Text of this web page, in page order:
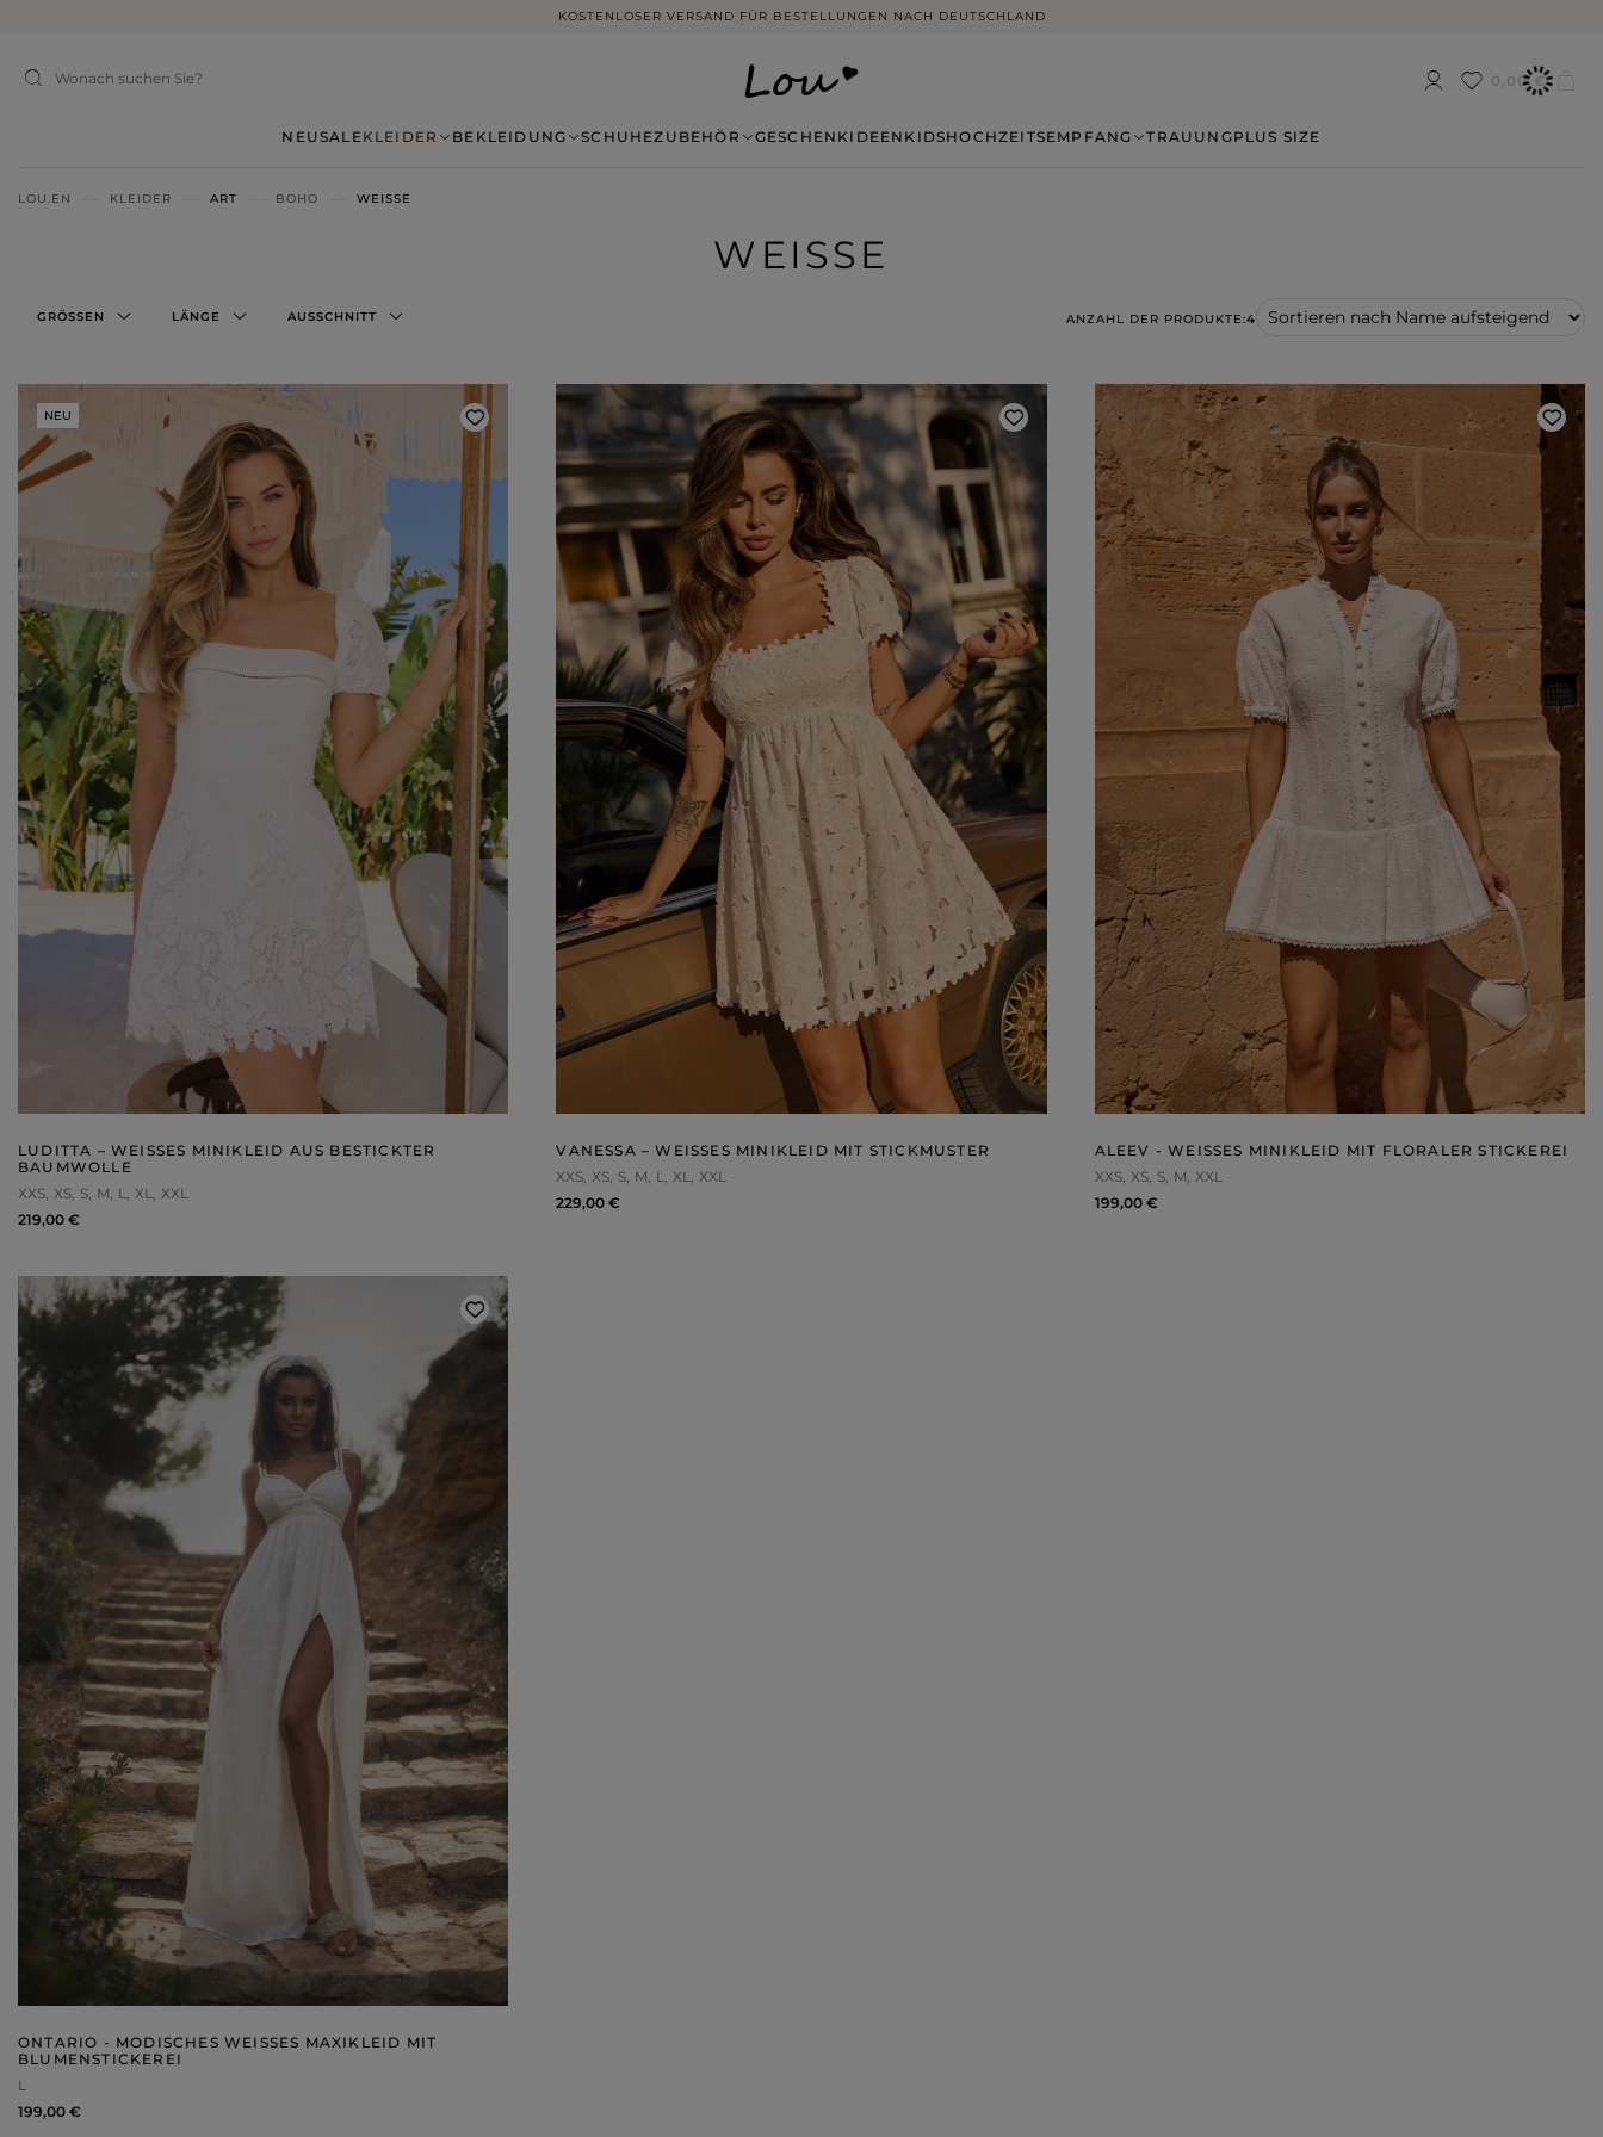
14 TAGE RÜCKGABE OHNE ANGABE VON GRÜNDEN
0,00 €
NEUSALEKLEIDER
Beliebte Kategorien
NEUHEITEN BESTSELLER ALLE ANZEIGEN
Stil
TRAUUNG
VALENTINSTAG
ABSCHLUSSBALL
WEIHNACHTEN
SILVESTER
KOMMUNION
Art
CASUAL - KLEIDER
ABENDKLEIDER
PARTYKLEIDER
JEANSKLEIDER
COCTAILKLEIDER
SPITZENKLEIDER
FIGURBETONTE KLEIDER
ELEGANTE KLEIDER
AUSGESTELLTE KLEIDER
ASYMMETRISCHE KLEIDER
STRICKKLEIDER
MIT RÜSCHEN
MIT SCHÖSSCHEN
KARIERTE KLEIDER
TAILLIERTES KLEID
PAILLETTENKLEID
Saison / Stoff
SOMMERKLEIDER
MIDI
MAXI
Ausschnitt
AM RÜCKEN
AMERIKANISCHER
QUADRAT
U-BOOT
V-AUSSCHNITT
KARO
OHNE AUSSCHNITT
ASYMMETRISCHER
CARMEN
Ärmel / Träger
Farbe
ROTE
SCHWARZE
BEIGE
WEISSE
BLAUE
GRÜNE
ROSA
GRAUE
DRUCKE
BEKLEIDUNG SCHUHEZUBEHÖR GESCHENKIDEEN KIDSHOCHZEITSEMPFANG TRAUUNGPLUS SIZE
LOU.EN KLEIDER ART BOHO WEISSE
WEISSE
GRÖSSEN LÄNGE AUSSCHNITT ANZAHL DER PRODUKTE:4
NEU
LUDITTA – WEISSES MINIKLEID AUS BESTICKTER B
AUMWOLLE
XXS XS S M L XL XXL
219,00 €
VANESSA – WEISSES MINIKLEID MIT STICKMUSTER
XXS XS S M L XL XXL
229,00 €
ALEEV - WEISSES MINIKLEID MIT FLORALER STICKEREI
XXS XS S M XXL
199,00 €
ONTARIO - MODISCHES WEISSES MAXIKLEID MIT B
LUMENSTICKEREI
L
199,00 €